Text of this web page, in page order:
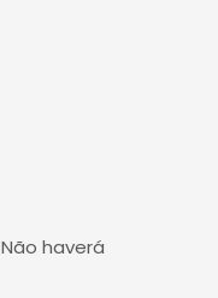
Não haverá